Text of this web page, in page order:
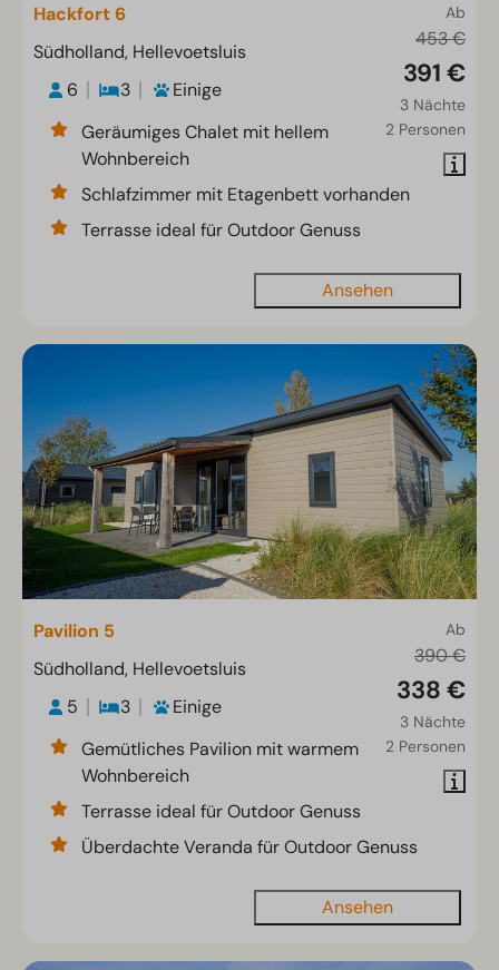
Ab
453 €
391 €
3 Nächte
2 Personen
Hackfort 6
Südholland, Hellevoetsluis
6
3
Einige
Geräumiges Chalet mit hellem
Wohnbereich
Schlafzimmer mit Etagenbett vorhanden
Terrasse ideal für Outdoor Genuss
Ansehen
Ab
390 €
338 €
3 Nächte
2 Personen
Pavilion 5
Südholland, Hellevoetsluis
5
3
Einige
Gemütliches Pavilion mit warmem
Wohnbereich
Terrasse ideal für Outdoor Genuss
Überdachte Veranda für Outdoor Genuss
Ansehen